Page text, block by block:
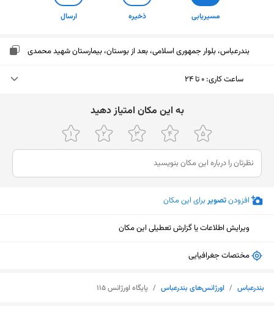
مسیریابی ذخیره ارسال
بندرعباس، بلوار جمهوری اسلامی، بعد از بوستان، بیمارستان شهید محمدی
ساعت کاری: ۰ تا ۲۴
چهارشنبه
۰ تا ۲۴
پنجشنبه
۰ تا ۲۴
جمعه
شنبه
یکشنبه
ﺑﻪ اﯾﻦ ﻣﮑﺎن اﻣﺘﯿﺎز دﻫﯿﺪ
افزودنتصویربرای این مکان
ویرایش اطلاعات یا گزارش تعطیلی این مکان
مختصات جغرافیایی
بندرعباس / اورژانس‌های بندرعباس / پایگاه اورژانس 115